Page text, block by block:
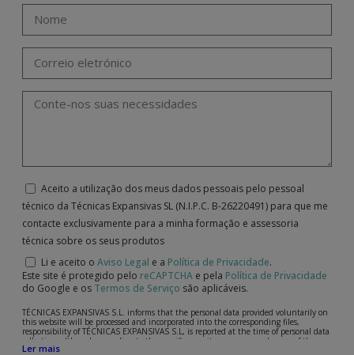
Aceito a utilização dos meus dados pessoais pelo pessoal
técnico da Técnicas Expansivas SL (N.I.P.C. B-26220491) para que me
contacte exclusivamente para a minha formação e assessoria
técnica sobre os seus produtos
Li e aceito o Aviso Legal e a Política de Privacidade.
Este site é protegido pelo reCAPTCHA e pela Política de Privacidade
do Google e os Termos de Serviço são aplicáveis.
TÉCNICAS EXPANSIVAS S.L. informs that the personal data provided voluntarily on
this website will be processed and incorporated into the corresponding files,
responsibility of TÉCNICAS EXPANSIVAS S.L, is reported at the time of personal data
collection, although, according to the specific case, its purpose may be any of the
following: attention to your referred request, complaint or question, established
Ler mais